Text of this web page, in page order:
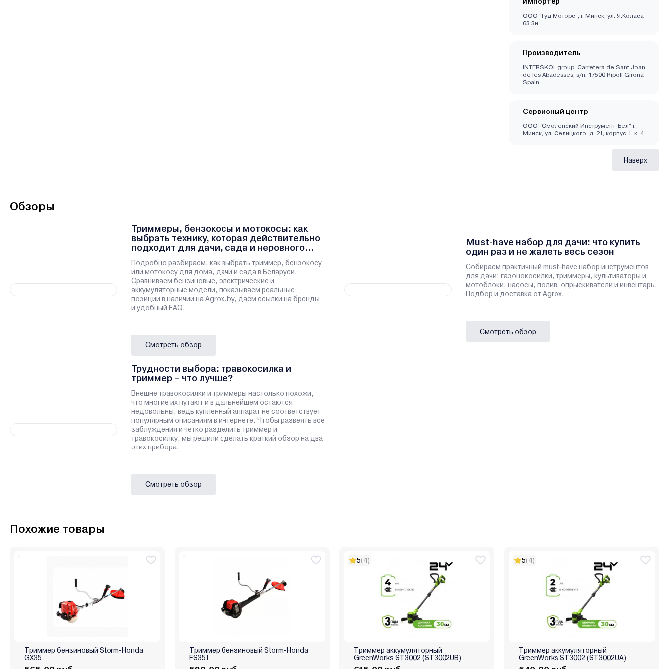
ООО “Гуд Моторс”, г. Минск, ул. Я.Коласа
63 3н
Производитель
INTERSKOL group. Carretera de Sant Joan
de les Abadesses, s/n, 17500 Ripoll Girona
Spain
Сервисный центр
ООО "Смоленский Инструмент-Бел" г.
Минск, ул. Селицкого, д. 21, корпус 1, к. 4
Наверх
Обзоры
Триммеры, бензокосы и мотокосы: как
выбрать технику, которая действительно
подходит для дачи, сада и неровного
участка
Подробно разбираем, как выбрать триммер, бензокосу
или мотокосу для дома, дачи и сада в Беларуси.
Сравниваем бензиновые, электрические и
аккумуляторные модели, показываем реальные
позиции в наличии на Agrox.by, даём ссылки на бренды
и удобный FAQ.
Смотреть обзор
Must-have набор для дачи: что купить
один раз и не жалеть весь сезон
Собираем практичный must-have набор инструментов
для дачи: газонокосилки, триммеры, культиваторы и
мотоблоки, насосы, полив, опрыскиватели и инвентарь.
Подбор и доставка от Agrox.
Смотреть обзор
Трудности выбора: травокосилка и
триммер – что лучше?
Внешне травокосилки и триммеры настолько похожи,
что многие их путают и в дальнейшем остаются
недовольны, ведь купленный аппарат не соответствует
популярным описаниям в интернете. Чтобы развеять все
заблуждения и четко разделить триммер и
травокосилку, мы решили сделать краткий обзор на два
этих прибора.
Смотреть обзор
Похожие товары
Триммер бензиновый Storm-Honda
GX35
Триммер бензиновый Storm-Honda
FS351
5(4)
Триммер аккумуляторный
GreenWorks ST3002 (ST3002UB)
5(4)
Триммер аккумуляторный
GreenWorks ST3002 (ST3002UA)